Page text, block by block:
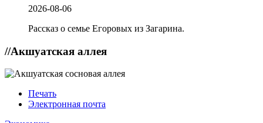
2026-08-06
Рассказ о семье Егоровых из Загарина.
//Акшуатская аллея
Печать
Электронная почта